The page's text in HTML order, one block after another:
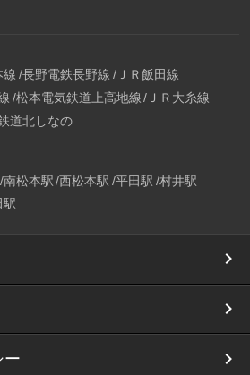
線 長野電鉄長野線 ＪＲ飯田線
松本電気鉄道上高地線
ＪＲ大糸線
道北しなの
南松本駅 西松本駅 平田駅 村井駅
駅
ー